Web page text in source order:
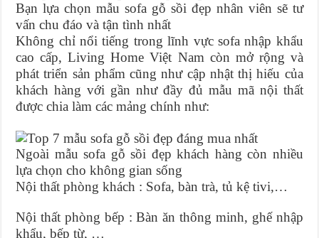
Bạn lựa chọn mẫu sofa gỗ sồi đẹp nhân viên sẽ tư
vấn chu đáo và tận tình nhất
Không chỉ nổi tiếng trong lĩnh vực sofa nhập khẩu
cao cấp, Living Home Việt Nam còn mở rộng và
phát triển sản phẩm cũng như cập nhật thị hiếu của
khách hàng với gần như đầy đủ mẫu mã nội thất
được chia làm các mảng chính như:
Ngoài mẫu sofa gỗ sồi đẹp khách hàng còn nhiều
lựa chọn cho không gian sống
Nội thất phòng khách : Sofa, bàn trà, tủ kệ tivi,…
Nội thất phòng bếp : Bàn ăn thông minh, ghế nhập
khẩu, bếp từ, …